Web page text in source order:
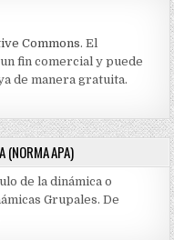
Commons. El
fin comercial y puede
de manera gratuita.
(NORMA APA)
de la dinámica o
Grupales. De